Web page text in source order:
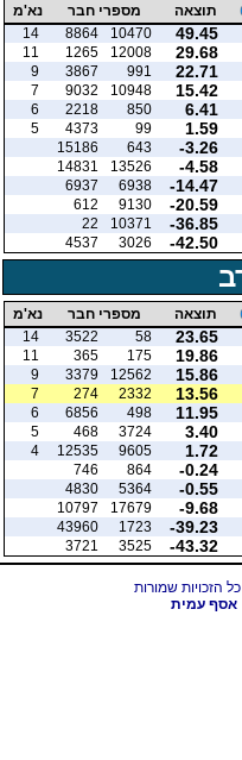
תוצאה מספרי חבר נא'מ
49.45
10470
8864
14
29.68
12008
1265
11
22.71
991
3867
9
15.42
10948
9032
7
6.41
850
2218
6
1.59
99
4373
5
-3.26
643
15186
-4.58
13526
14831
-14.47
6938
6937
-20.59
9130
612
-36.85
10371
22
-42.50
3026
4537
תוצאה מספרי חבר נא'מ
23.65
58
3522
14
19.86
175
365
11
15.86
12562
3379
9
13.56
2332
274
7
11.95
498
6856
6
3.40
3724
468
5
1.72
9605
12535
4
-0.24
864
746
-0.55
5364
4830
-9.68
17679
10797
-39.23
1723
43960
-43.32
3525
3721
אסף עמית